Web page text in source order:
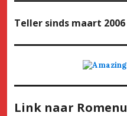
Teller sinds maart 2006
Link naar Romenu